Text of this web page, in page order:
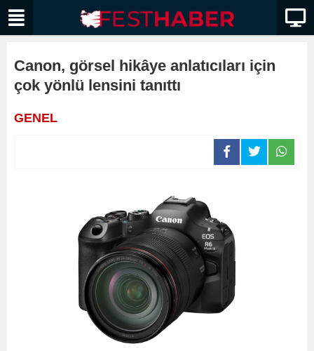
Canon, görsel hikâye anlatıcıları için
çok yönlü lensini tanıttı
GENEL